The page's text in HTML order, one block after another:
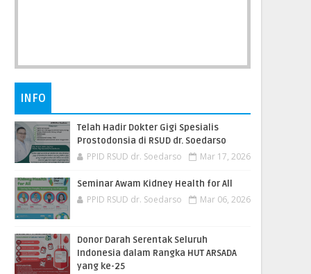
INFO
Telah Hadir Dokter Gigi Spesialis
Prostodonsia di RSUD dr. Soedarso
PPID RSUD dr. Soedarso Mar 17, 2026
Seminar Awam Kidney Health for All
PPID RSUD dr. Soedarso Mar 06, 2026
Donor Darah Serentak Seluruh
Indonesia dalam Rangka HUT ARSADA
yang ke-25